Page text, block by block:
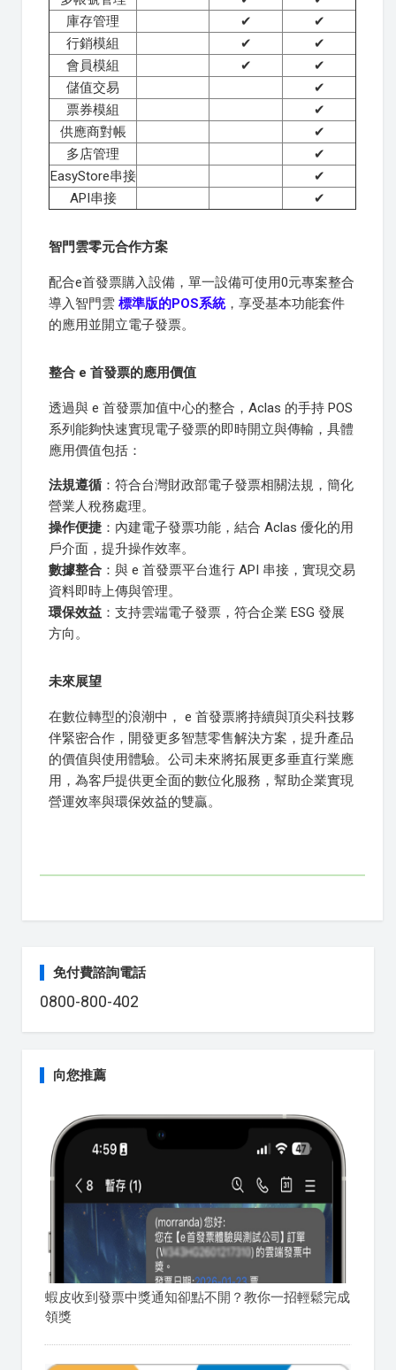
庫存管理
✔
✔
行銷模組
✔
✔
會員模組
✔
✔
儲值交易
✔
票券模組
✔
供應商對帳
✔
多店管理
✔
EasyStore串接
✔
API串接
✔
智門雲零元合作方案
配合e首發票購入設備，單一設備可使用0元專案整合
導入智門雲 標準版的POS系統，享受基本功能套件
的應用並開立電子發票。
整合 e 首發票的應用價值
透過與 e 首發票加值中心的整合，Aclas 的手持 POS
系列能夠快速實現電子發票的即時開立與傳輸，具體
應用價值包括：
法規遵循 ：符合台灣財政部電子發票相關法規，簡化
營業人稅務處理。
操作便捷 ：內建電子發票功能，結合 Aclas 優化的用
戶介面，提升操作效率。
數據整合 ：與 e 首發票平台進行 API 串接，實現交易
資料即時上傳與管理。
環保效益 ：支持雲端電子發票，符合企業 ESG 發展
方向。
未來展望
在數位轉型的浪潮中， e 首發票將持續與頂尖科技夥
伴緊密合作，開發更多智慧零售解決方案，提升產品
的價值與使用體驗。公司未來將拓展更多垂直行業應
用，為客戶提供更全面的數位化服務，幫助企業實現
營運效率與環保效益的雙贏。
免付費諮詢電話
0800-800-402
向您推薦
蝦皮收到發票中獎通知卻點不開？教你一招輕鬆完成
領獎